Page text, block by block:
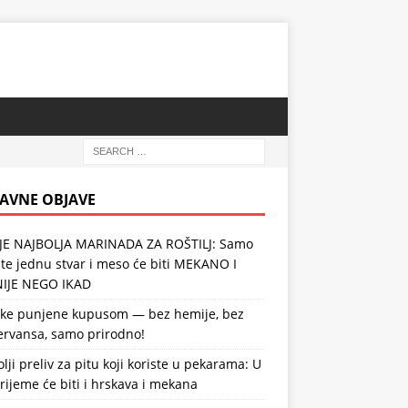
OBJAVE
NAJBOLJA MARINADA ZA ROŠTILJ: Samo
jednu stvar i meso će biti MEKANO I
NEGO IKAD
punjene kupusom — bez hemije, bez
samo prirodno!
preliv za pitu koji koriste u pekarama: U
će biti i hrskava i mekana